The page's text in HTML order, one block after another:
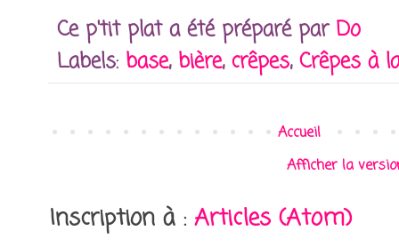
Ce p'tit plat a été préparé par Do
Labels: base, bière, crêpes, Crêpes à
Accueil
Afficher la
Inscription à : Articles (Atom)